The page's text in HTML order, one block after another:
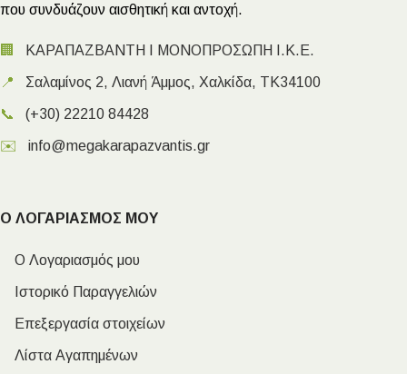
που συνδυάζουν αισθητική και αντοχή.
🏢 ΚΑΡΑΠΑΖΒΑΝΤΗ Ι ΜΟΝΟΠΡΟΣΩΠΗ Ι.Κ.Ε.
📍 Σαλαμίνος 2, Λιανή Άμμος, Χαλκίδα, ΤΚ34100
📞 (+30) 22210 84428
✉️ info@megakarapazvantis.gr
Ο ΛΟΓΑΡΙΑΣΜΟΣ ΜΟΥ
Ο Λογαριασμός μου
Ιστορικό Παραγγελιών
Επεξεργασία στοιχείων
Λίστα Αγαπημένων